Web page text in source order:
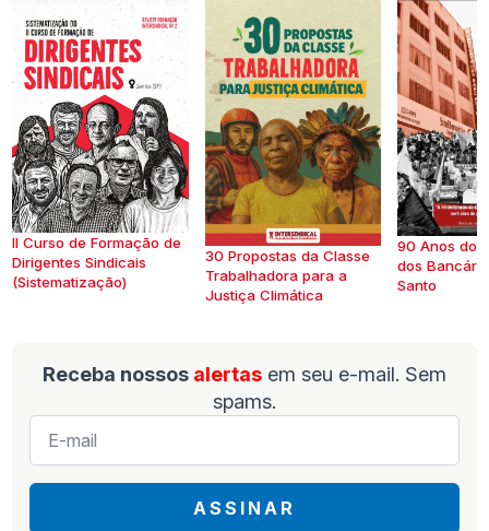
II Curso de Formação de
Dirigentes Sindicais
(Sistematização)
30 Propostas da Classe
Trabalhadora para a
Justiça Climática
90 Anos do
dos
Santo
Receba nossos alertas em seu e-mail. Sem
spams.
E-
mail
ASSINAR